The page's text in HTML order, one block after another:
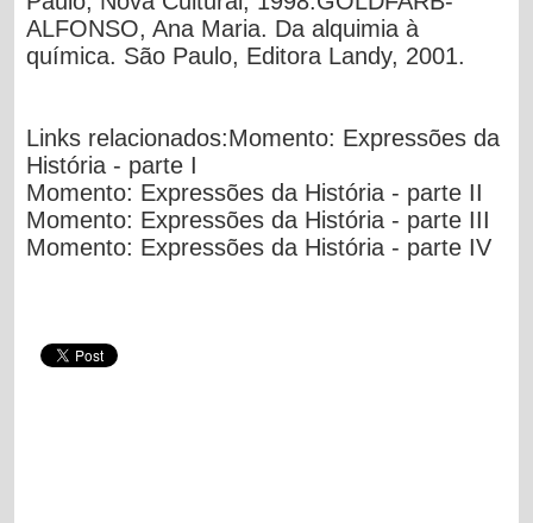
ALFONSO, Ana Maria. Da alquimia à
química. São Paulo, Editora Landy, 2001.
Links relacionados:Momento: Expressões da
História - parte I
Momento: Expressões da História - parte II
Momento: Expressões da História - parte III
Momento: Expressões da História - parte IV